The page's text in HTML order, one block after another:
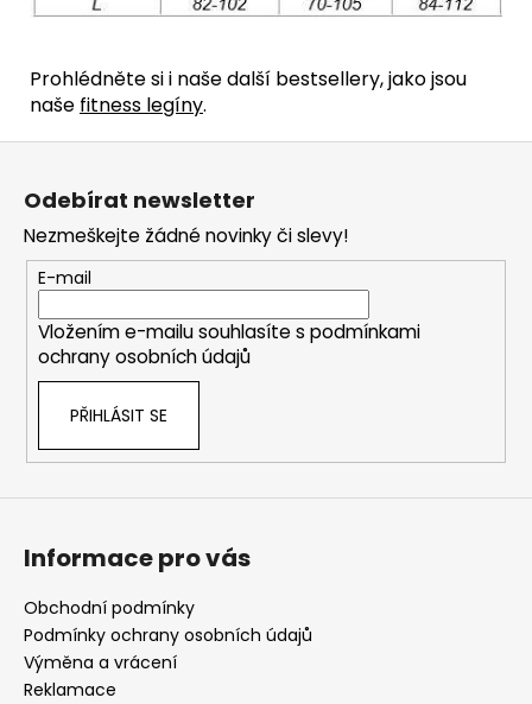
Prohlédněte si i naše další bestsellery, jako jsou
naše fitness legíny.
Z
Odebírat newsletter
Nezmeškejte žádné novinky či slevy!
E-mail
Vložením e-mailu souhlasíte s podmínkami
ochrany osobních údajů
PŘIHLÁSIT SE
Informace pro vás
Obchodní podmínky
Podmínky ochrany osobních údajů
Výměna a vrácení
Reklamace